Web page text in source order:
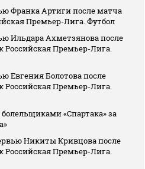
Франка Артиги после матча
Премьер-Лига. Футбол
Ильдара Ахметзянова после
Российская Премьер-Лига.
Евгения Болотова после
Российская Премьер-Лига.
«Спартака» за
Никиты Кривцова после
Российская Премьер-Лига.